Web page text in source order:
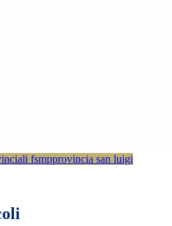
fsmpprovincia san luigi